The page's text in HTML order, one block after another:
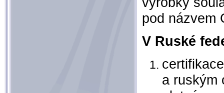
pod názvem
V Ruské
a ruským